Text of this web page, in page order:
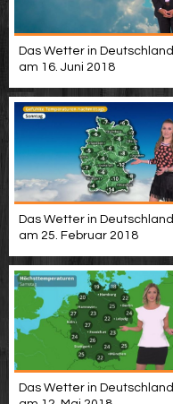
Das Wetter in Deutschland
am 16. Juni 2018
Das Wetter in Deutschland
am 25. Februar 2018
Das Wetter in Deutschland